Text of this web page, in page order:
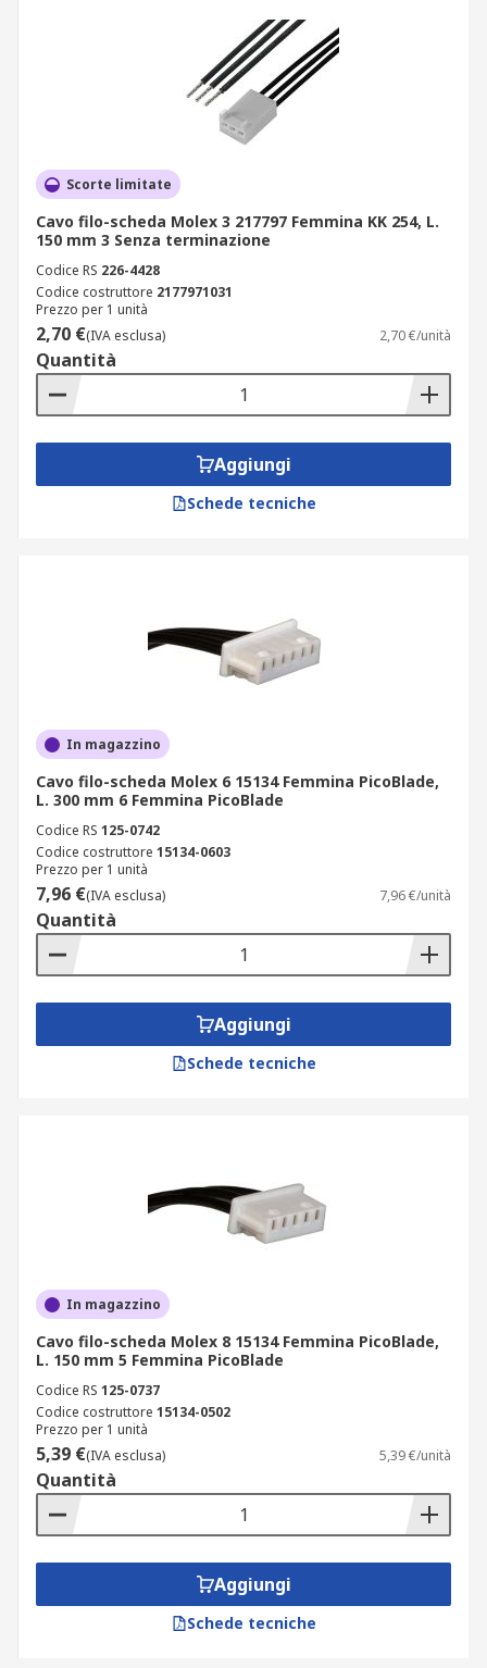
Scorte limitate
Cavo filo-scheda Molex 3 217797 Femmina KK 254, L.
150 mm 3 Senza terminazione
Codice RS 226-4428
Codice costruttore 2177971031
Prezzo per 1 unità
2,70 €(IVA esclusa) 2,70 €/unità
Quantità
Aggiungi
Schede tecniche
In magazzino
Cavo filo-scheda Molex 6 15134 Femmina PicoBlade,
L. 300 mm 6 Femmina PicoBlade
Codice RS 125-0742
Codice costruttore 15134-0603
Prezzo per 1 unità
7,96 €(IVA esclusa) 7,96 €/unità
Quantità
Aggiungi
Schede tecniche
In magazzino
Cavo filo-scheda Molex 8 15134 Femmina PicoBlade,
L. 150 mm 5 Femmina PicoBlade
Codice RS 125-0737
Codice costruttore 15134-0502
Prezzo per 1 unità
5,39 €(IVA esclusa) 5,39 €/unità
Quantità
Aggiungi
Schede tecniche